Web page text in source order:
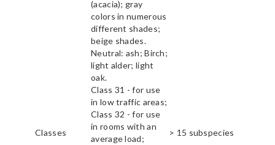
(acacia); gray
colors in numerous
different shades;
beige shades.
Neutral: ash; Birch;
light alder; light
oak.
Classes
Class 31 - for use
in low traffic areas;
Class 32 - for use
in rooms with an
average load;
> 15 subspecies